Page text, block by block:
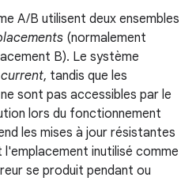
A/B utilisent deux ensembles
(normalement
B). Le système
current, tandis que les
ne sont pas accessibles par le
lors du fonctionnement
les mises à jour résistantes
l'emplacement inutilisé comme
se produit pendant ou